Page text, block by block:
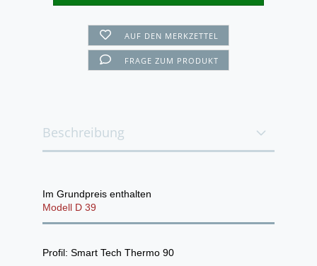
AUF DEN MERKZETTEL
FRAGE ZUM PRODUKT
Beschreibung
Im Grundpreis enthalten
Modell D 39
Profil: Smart Tech Thermo 90